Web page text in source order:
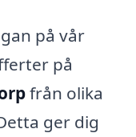
på vår
på
från olika
ger dig